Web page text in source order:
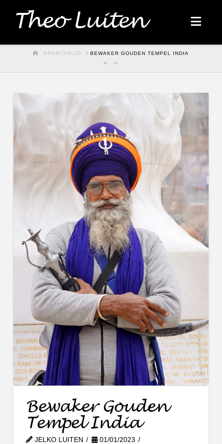
Theo Luiten
HOMEPORTFOLIO BEWAKER GOUDEN TEMPEL INDIA
Bewaker Gouden
Tempel India
JELKO LUITEN 01/01/2023